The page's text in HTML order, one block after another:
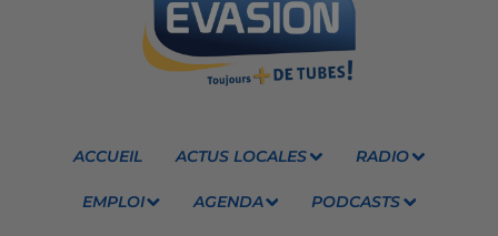
ACCUEIL ACTUS LOCALES RADIO
EMPLOI AGENDA PODCASTS